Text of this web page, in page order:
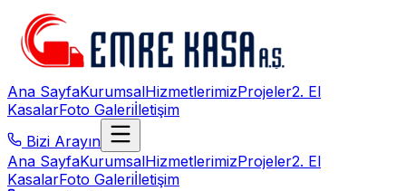
Ana SayfaKurumsalHizmetlerimizProjeler2. El
KasalarFoto Galeriİletişim
Bizi Arayın
Ana SayfaKurumsalHizmetlerimizProjeler2. El
KasalarFoto Galeriİletişim